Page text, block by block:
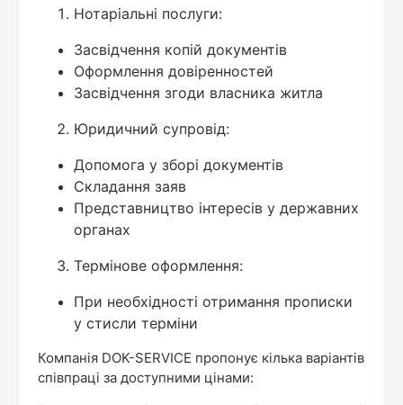
Нотаріальні послуги:
Засвідчення копій документів
Оформлення довіренностей
Засвідчення згоди власника житла
Юридичний супровід:
Допомога у зборі документів
Складання заяв
Представництво інтересів у державних
органах
Термінове оформлення:
При необхідності отримання прописки
у стисли терміни
Компанія DOK-SERVICE пропонує кілька варіантів
співпраці за доступними цінами: